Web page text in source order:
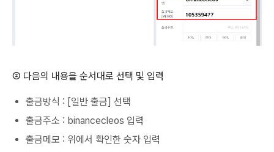
② 다음의 내용을 순서대로 선택 및 입력
출금방식 : [일반 출금] 선택
출금주소 : binancecleos 입력
출금메모 : 위에서 확인한 숫자 입력